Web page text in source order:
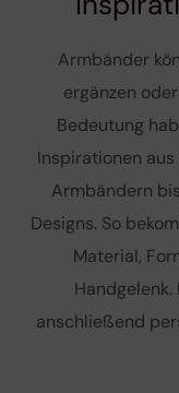
Armbänder
ergänzen
Bedeutung
Inspirationen
Armbändern
Designs. So
Material,
anschließend